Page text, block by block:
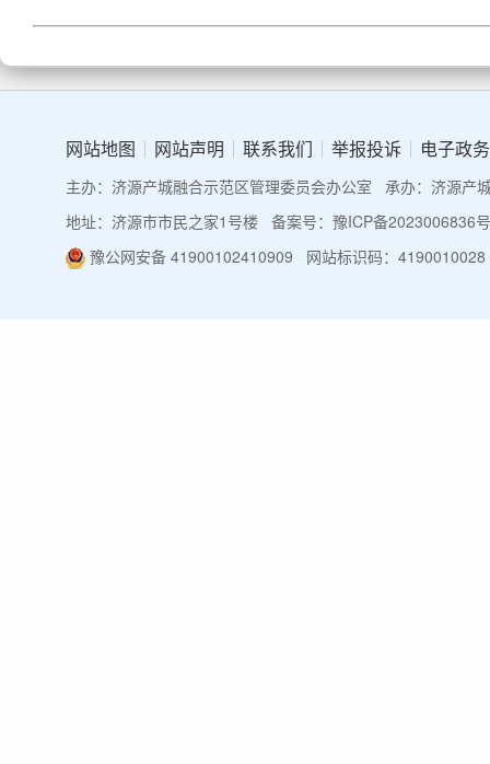
网站地图 网站声明 联系我们 举报投诉 电子政
主办：济源产城融合示范区管理委员会办公室
承办：济源产
地址：济源市市民之家1号楼 备案号：豫ICP备2023006836
豫公网安备 41900102410909
网站标识码：4190010028